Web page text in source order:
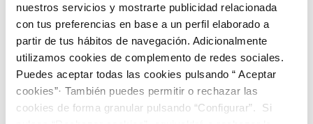
nuestros servicios y mostrarte publicidad relacionada
con tus preferencias en base a un perfil elaborado a
partir de tus hábitos de navegación. Adicionalmente
utilizamos cookies de complemento de redes sociales.
Puedes aceptar todas las cookies pulsando “ Aceptar
cookies”· También puedes permitir o rechazar las
cookies de forma granular pulsando “Configurar”. Si